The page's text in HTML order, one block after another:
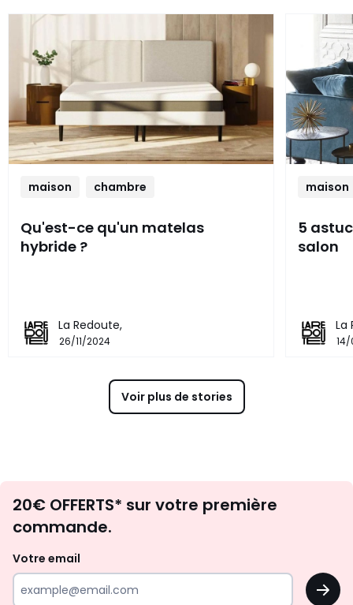
maison chambre
Qu'est-ce qu'un matelas
hybride ?
La Redoute,
26/11/2024
maison
5
salon
La
Voir plus de stories
d'inspirations
surprises?
20€ OFFERTS* sur votre première
commande.
Votre email
OK